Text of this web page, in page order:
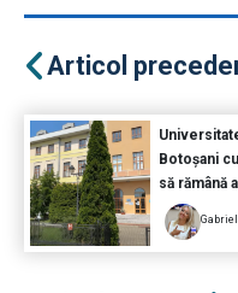
Articol
Botoșani
să rămână